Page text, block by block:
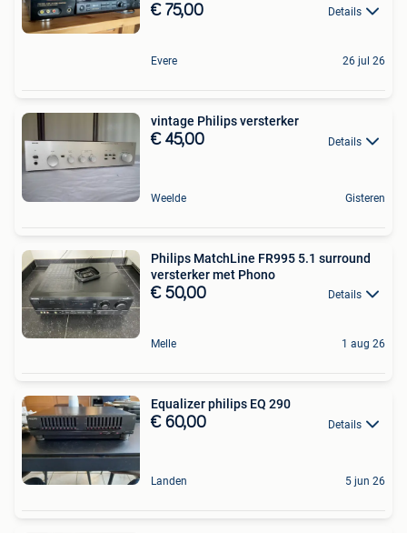
€ 75,00 Details
Evere 26 jul 26
vintage Philips versterker
€ 45,00 Details
Weelde Gisteren
Philips MatchLine FR995 5.1 surround
versterker met Phono
€ 50,00 Details
Melle 1 aug 26
Equalizer philips EQ 290
€ 60,00 Details
Landen 5 jun 26